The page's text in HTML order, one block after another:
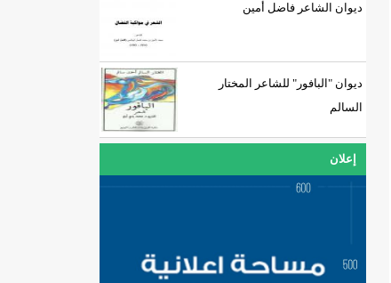
ديوان الشاعر فاضل أمين
ديوان "البافور" للشاعر المختار
السالم
إعلان